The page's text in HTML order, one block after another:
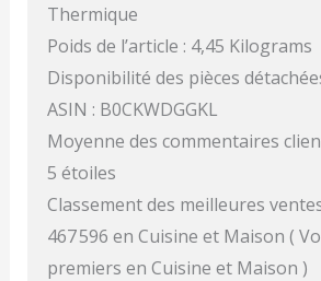
Thermique
Poids de l’article : 4,45 Kilograms
Disponibilité des pièces
ASIN : B0CKWDGGKL
Moyenne des commentaires
5 étoiles
Classement des meilleures
467 596 en Cuisine et Maison (
premiers en Cuisine et Maison )